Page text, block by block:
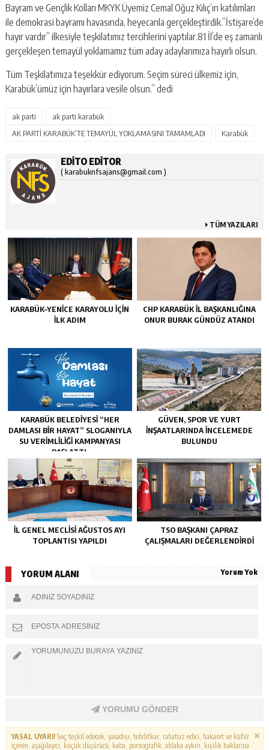
Bayram ve Gençlik Kolları MKYK Üyemiz Cemal Oğuz Kılıç’ın katılımları
ile demokrasi bayramı havasında, heyecanla gerçekleştirdik.”İstişare’de
hayır vardır” ilkesiyle teşkilatımız tercihlerini yaptılar.81 İl’de eş zamanlı
gerçekleşen temayül yoklamamız tüm aday adaylarımıza hayırlı olsun.
Tüm Teşkilatımıza teşekkür ediyorum. Seçim süreci ülkemiz için,
Karabük’ümüz için hayırlara vesile olsun.” dedi
ak parti
ak parti karabük
AK PARTİ KARABÜK’TE TEMAYÜL YOKLAMASINI TAMAMLADI
Karabük
EDITO EDITOR
( karabuknfsajans@gmail.com )
TÜM YAZILARI
KARABÜK–YENİCE KARAYOLU İÇİN
İLK ADIM
CHP KARABÜK İL BAŞKANLIĞINA
ONUR BURAK GÜNDÜZ ATANDI
KARABÜK BELEDİYESİ “HER
DAMLASI BİR HAYAT” SLOGANIYLA
SU VERİMLİLİĞİ KAMPANYASI
BAŞLATTI.
GÜVEN, SPOR VE YURT
İNŞAATLARINDA İNCELEMEDE
BULUNDU
İL GENEL MECLİSİ AĞUSTOS AYI
TOPLANTISI YAPILDI
TSO BAŞKANI ÇAPRAZ
ÇALIŞMALARI DEĞERLENDİRDİ
YORUM ALANI Yorum Yok
YORUMU GÖNDER
YASAL UYARI!Suç teşkil edecek, yasadışı, tehditkar, rahatsız edici, hakaret ve küfür
içeren, aşağılayıcı, küçük düşürücü, kaba, pornografik, ahlaka aykırı, kişilik haklarına